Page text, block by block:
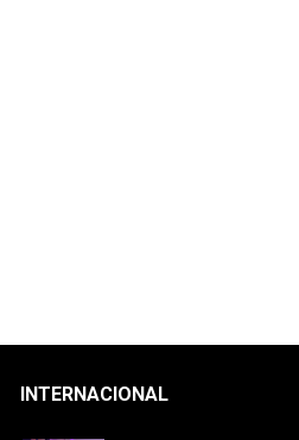
INTERNACIONAL